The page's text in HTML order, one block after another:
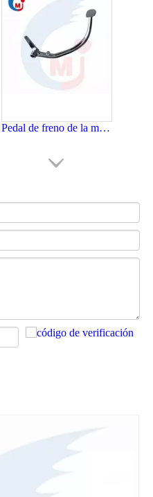
Pedal de freno de la motocicleta para AKT125
Pedal de arranque de motocicleta de YAMAHA YBR125